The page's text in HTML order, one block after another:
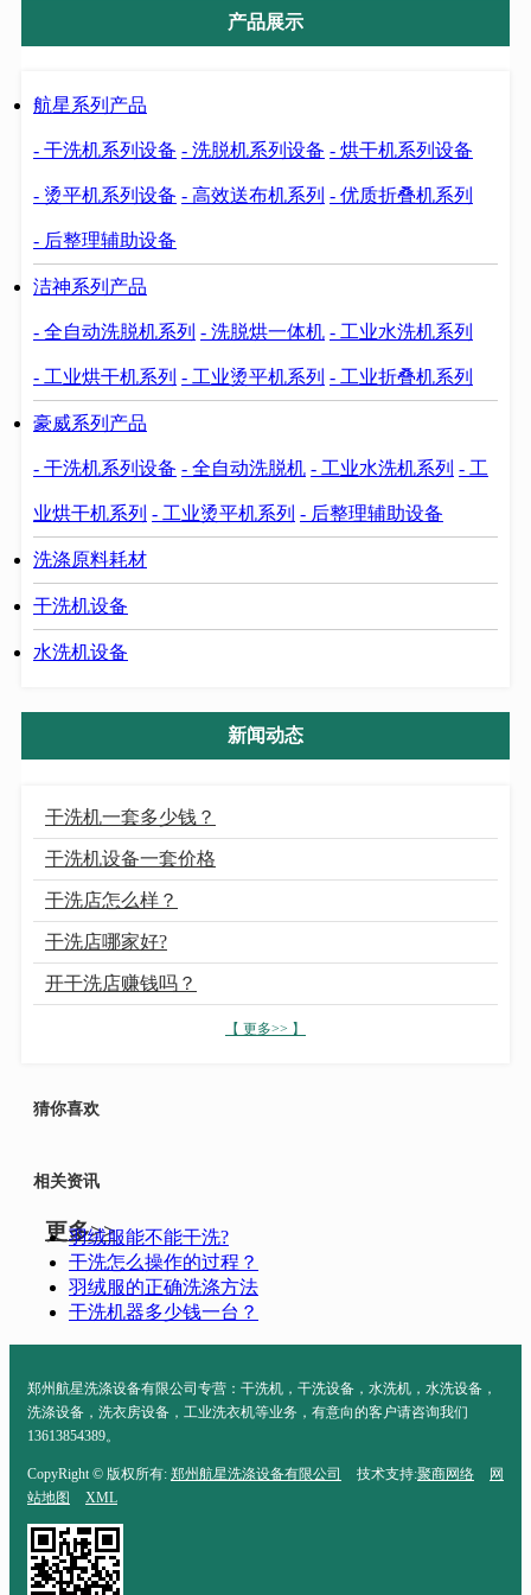
产品展示
航星系列产品
- 干洗机系列设备 - 洗脱机系列设备 - 烘干机系列设备
- 烫平机系列设备 - 高效送布机系列 - 优质折叠机系列
- 后整理辅助设备
洁神系列产品
- 全自动洗脱机系列 - 洗脱烘一体机 - 工业水洗机系列
- 工业烘干机系列 - 工业烫平机系列 - 工业折叠机系列
豪威系列产品
- 干洗机系列设备 - 全自动洗脱机 - 工业水洗机系列 - 工
业烘干机系列 - 工业烫平机系列 - 后整理辅助设备
洗涤原料耗材
干洗机设备
水洗机设备
新闻动态
干洗机一套多少钱？
干洗机设备一套价格
干洗店怎么样？
干洗店哪家好?
开干洗店赚钱吗？
【 更多>> 】
猜你喜欢
相关资讯
更多>>
羽绒服能不能干洗?
干洗怎么操作的过程？
羽绒服的正确洗涤方法
干洗机器多少钱一台？
郑州航星洗涤设备有限公司专营：干洗机，干洗设备，水洗机，水洗设备，
洗涤设备，洗衣房设备，工业洗衣机等业务，有意向的客户请咨询我们
13613854389。
CopyRight © 版权所有: 郑州航星洗涤设备有限公司 技术支持:聚商网络
网
站地图
XML